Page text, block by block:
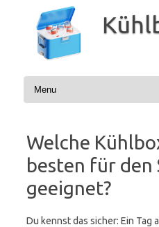
springen
Welche
besten für den
geeignet?
Du kennst das sicher: Ein Tag